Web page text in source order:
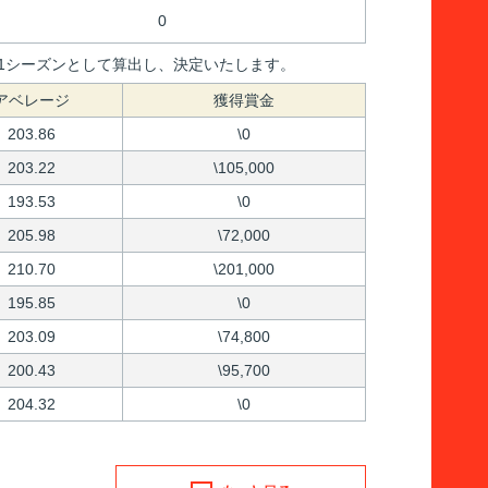
0
ーズンとして算出し、決定いたします。
ベレージ
獲得賞金
203.86
\0
203.22
\105,000
193.53
\0
205.98
\72,000
210.70
\201,000
195.85
\0
203.09
\74,800
200.43
\95,700
204.32
\0